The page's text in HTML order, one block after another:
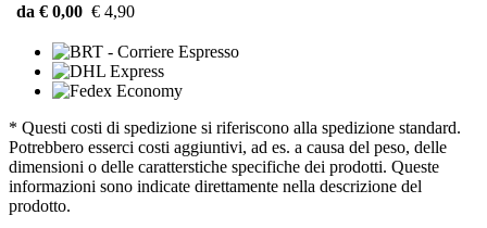
da € 0,00 € 4,90
* Questi costi di spedizione si riferiscono alla spedizione standard.
Potrebbero esserci costi aggiuntivi, ad es. a causa del peso, delle
dimensioni o delle caratterstiche specifiche dei prodotti. Queste
informazioni sono indicate direttamente nella descrizione del
prodotto.